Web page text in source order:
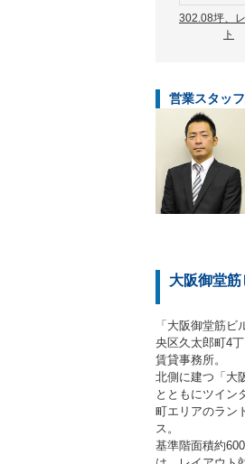
302.08坪、
ト
営業スタッ
大阪御堂
「大阪御堂筋ビ
央区久太郎町4
賃貸事務所。
北側に建つ「大
とともにツイン
町エリアのラン
ス。
基準階面積約